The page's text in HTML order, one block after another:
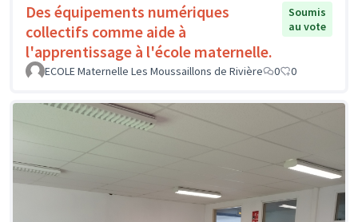
Des équipements numériques
collectifs comme aide à
l'apprentissage à l'école maternelle.
Soumis
au vote
ECOLE Maternelle Les Moussaillons de Rivière 0 0